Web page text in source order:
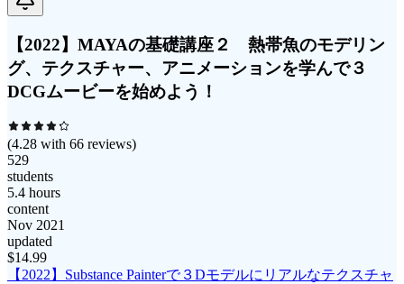
【2022】MAYAの基礎講座２ 熱帯魚のモデリン
グ、テクスチャー、アニメーションを学んで３
DCGムービーを始めよう！
(4.28 with 66 reviews)
529
students
5.4 hours
content
Nov 2021
updated
$14.99
【2022】Substance Painterで３Dモデルにリアルなテクスチャ